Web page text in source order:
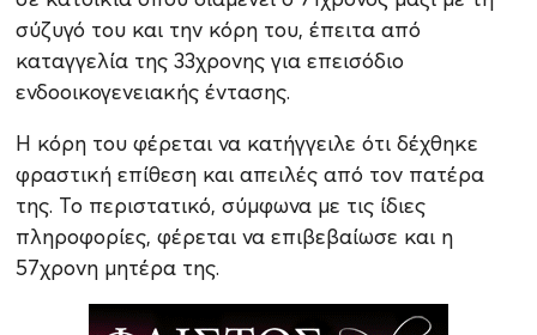
σύζυγό του και την κόρη του, έπειτα από
καταγγελία της 33χρονης για επεισόδιο
ενδοοικογενειακής έντασης.
Η κόρη του φέρεται να κατήγγειλε ότι δέχθηκε
φραστική επίθεση και απειλές από τον πατέρα
της. Το περιστατικό, σύμφωνα με τις ίδιες
πληροφορίες, φέρεται να επιβεβαίωσε και η
57χρονη μητέρα της.